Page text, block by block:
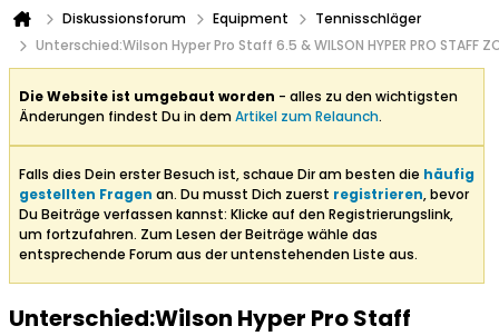
Diskussionsforum Equipment
Tennisschläger
Unterschied:Wilson Hyper Pro Staff 6.5 & WILSON HYPER PRO STAFF
Die Website ist umgebaut worden - alles zu den wichtigsten
Änderungen findest Du in demArtikel zum Relaunch.
Falls dies Dein erster Besuch ist, schaue Dir am besten die häufig
gestellten Fragen an. Du musst Dich zuerst registrieren, bevor
Du Beiträge verfassen kannst: Klicke auf den Registrierungslink,
um fortzufahren. Zum Lesen der Beiträge wähle das
entsprechende Forum aus der untenstehenden Liste aus.
Unterschied:Wilson Hyper Pro Staff